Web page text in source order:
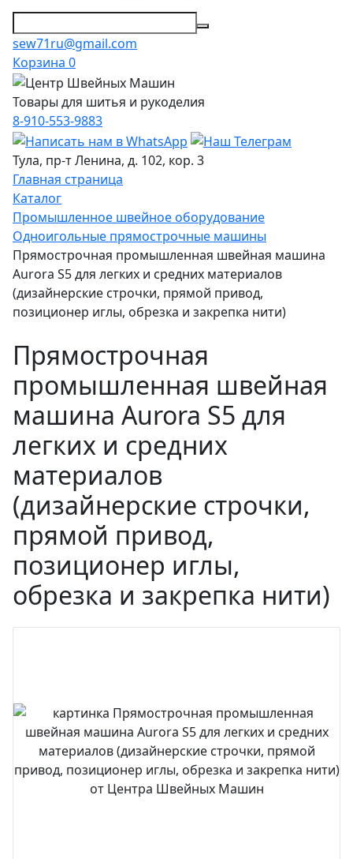
sew71ru@gmail.com
Корзина 0
Товары для шитья и рукоделия
8-910-553-9883
Тула, пр-т Ленина, д. 102, кор. 3
Главная страница
Каталог
Промышленное швейное оборудование
Одноигольные прямострочные машины
Прямострочная промышленная швейная машина
Aurora S5 для легких и средних материалов
(дизайнерские строчки, прямой привод,
позиционер иглы, обрезка и закрепка нити)
Прямострочная
промышленная швейная
машина Aurora S5 для
легких и средних
материалов
(дизайнерские строчки,
прямой привод,
позиционер иглы,
обрезка и закрепка нити)